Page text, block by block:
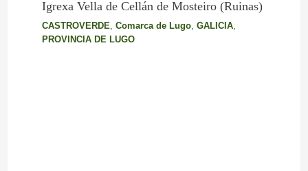
Igrexa Vella de Cellán de Mosteiro (Ruinas)
CASTROVERDE Comarca de Lugo, GALICIA,
PROVINCIA DE LUGO